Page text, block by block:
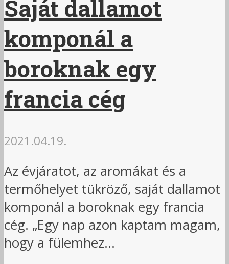
Saját dallamot
komponál a
boroknak egy
francia cég
2021.04.19.
Az évjáratot, az aromákat és a
termőhelyet tükröző, saját dallamot
komponál a boroknak egy francia
cég. „Egy nap azon kaptam magam,
hogy a fülemhez...